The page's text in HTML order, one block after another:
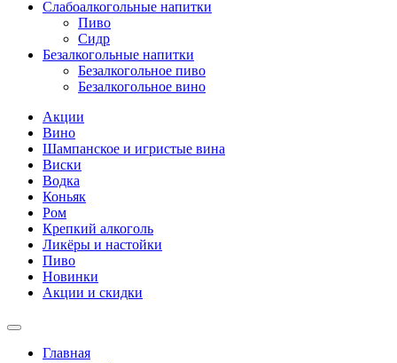
Слабоалкогольные напитки
Пиво
Сидр
Безалкогольные напитки
Безалкогольное пиво
Безалкогольное вино
Акции
Вино
Шампанское и игристые вина
Виски
Водка
Коньяк
Ром
Крепкий алкоголь
Ликёры и настойки
Пиво
Новинки
Акции и скидки
Главная